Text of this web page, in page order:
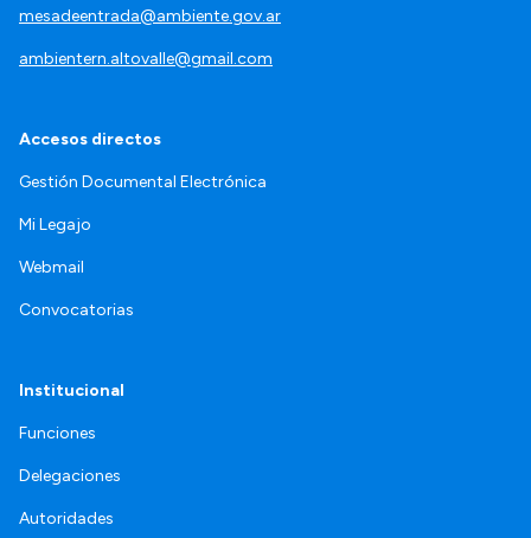
mesadeentrada@ambiente.gov.ar
ambientern.altovalle@gmail.com
Accesos directos
Gestión Documental Electrónica
Mi Legajo
Webmail
Convocatorias
Institucional
Funciones
Delegaciones
Autoridades